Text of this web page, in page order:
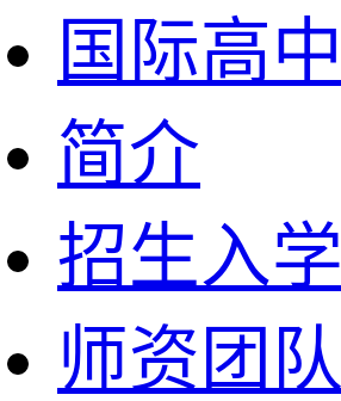
国际高中
简介
招生入学
师资团队